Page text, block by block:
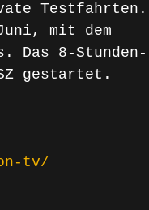
Testfahrten.
mit dem
Das 8-Stunden-
gestartet.
tv/